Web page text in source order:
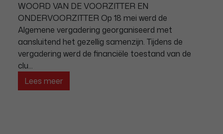
WOORD VAN DE VOORZITTER EN
ONDERVOORZITTER Op 18 mei werd de
Algemene vergadering georganiseerd met
aansluitend het gezellig samenzijn. Tijdens de
vergadering werd de financiële toestand van de
clu...
Lees meer